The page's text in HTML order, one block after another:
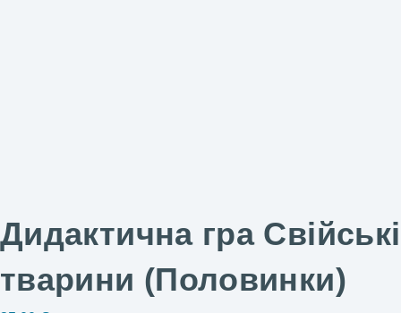
Дидактична гра Свійські
тварини (Половинки)